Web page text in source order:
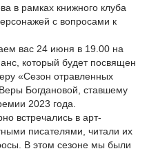
в рамках книжного клуба
с вопросами к
вас 24 июня в 19.00 на
который будет посвящен
«Сезон отравленных
Богдановой, ставшему
2023 года.
встречались в арт-
писателями, читали их
В этом сезоне мы были